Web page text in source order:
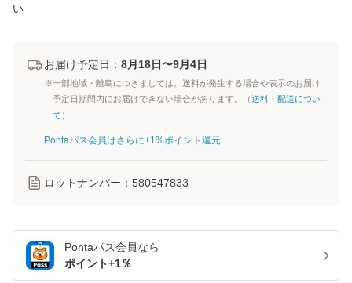
い
お届け予定日： 8月18日〜9月4日
※一部地域・離島につきましては、送料が発生する場合や表示のお届け
予定日期間内にお届けできない場合があります。（送料・配送につい
て ）
Pontaパス会員はさらに+1%ポイント還元
ロットナンバー： 580547833
Pontaパス会員なら
ポイント+1％